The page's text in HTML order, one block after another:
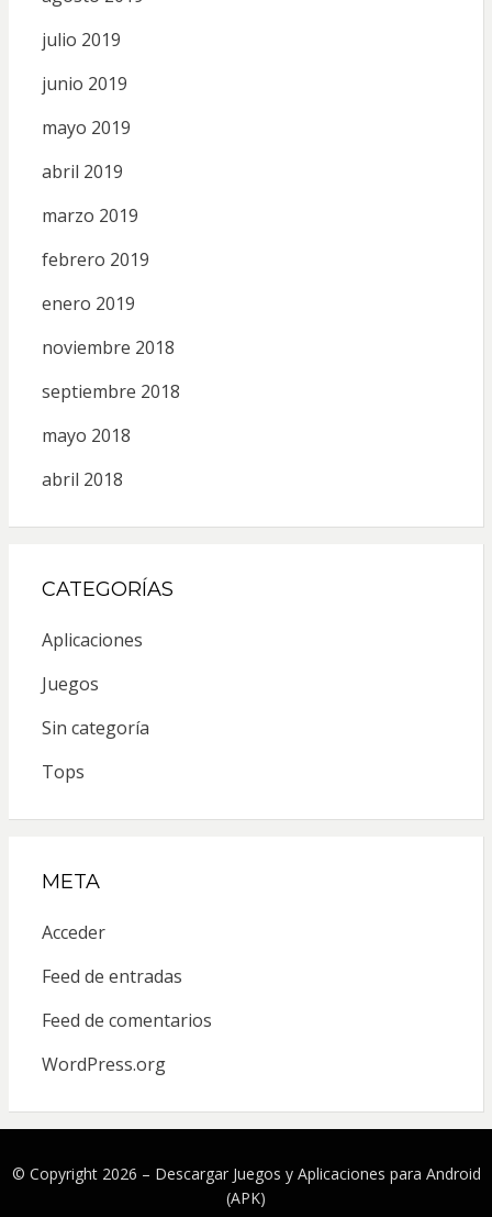
julio 2019
junio 2019
mayo 2019
abril 2019
marzo 2019
febrero 2019
enero 2019
noviembre 2018
septiembre 2018
mayo 2018
abril 2018
CATEGORÍAS
Aplicaciones
Juegos
Sin categoría
Tops
META
Acceder
Feed de entradas
Feed de comentarios
WordPress.org
© Copyright 2026 – Descargar Juegos y Aplicaciones para Android
(APK)